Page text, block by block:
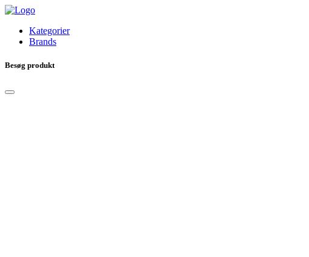
Kategorier
Brands
Besøg produkt